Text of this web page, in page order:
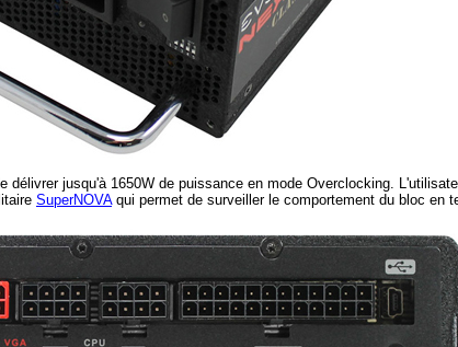
jusqu'à 1650W de puissance en mode Overclocking.
SuperNOVAqui permet de surveiller le comportement du bloc en